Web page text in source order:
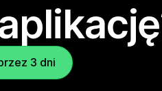
3 dni